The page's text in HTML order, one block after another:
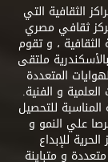
الثقافية التي
ثقافي مصري
، و تقوم
ملتقى
المتعددة
و الفنية.
المناسبة للتحصيل
علي النمو و
للإبداع
و متباينة